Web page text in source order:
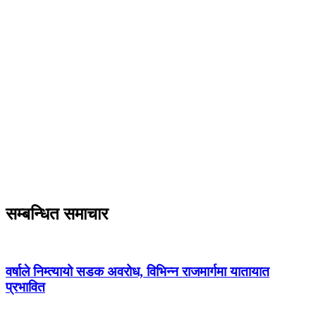
सम्बन्धित समाचार
वर्षाले निम्त्यायो सडक अवरोध, विभिन्न राजमार्गमा यातायात
प्रभावित